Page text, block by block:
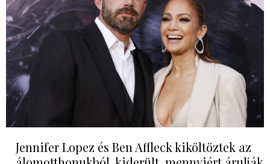
Jennifer Lopez és Ben Affleck kiköltöztek az